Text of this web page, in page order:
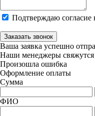
Подтверждаю согласие
Заказать звонок
Ваша заявка успешно
Наши менеджеры
Произошла ошибка
Оформление оплаты
Сумма
ФИО